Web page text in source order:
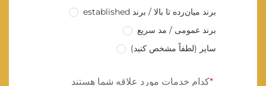
برند میان‌رده تا بالا / برند established
برند عمومی / مد سریع
سایر (لطفاً مشخص کنید)
کدام خدمات مورد علاقه شما هستند